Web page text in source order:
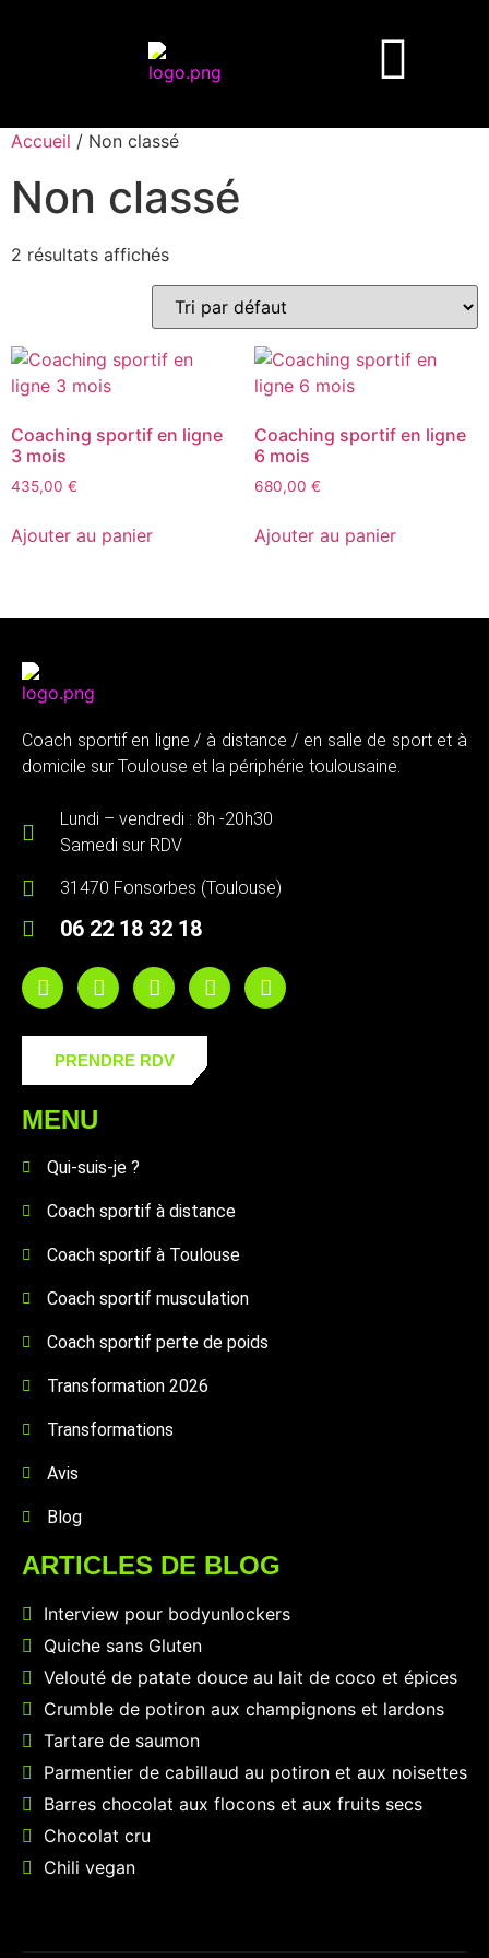
Accueil / Non classé
Non classé
2 résultats affichés
Coaching sportif en ligne
3 mois
435,00 €
Ajouter au panier
Coaching sportif en ligne
6 mois
680,00 €
Ajouter au panier
Coach sportif en ligne / à distance / en salle de sport et à
domicile sur Toulouse et la périphérie toulousaine.
Lundi – vendredi : 8h -20h30
Samedi sur RDV
31470 Fonsorbes (Toulouse)
06 22 18 32 18
PRENDRE RDV
MENU
Qui-suis-je ?
Coach sportif à distance
Coach sportif à Toulouse
Coach sportif musculation
Coach sportif perte de poids
Transformation 2026
Transformations
Avis
Blog
ARTICLES DE BLOG
Interview pour bodyunlockers
Quiche sans Gluten
Velouté de patate douce au lait de coco et épices
Crumble de potiron aux champignons et lardons
Tartare de saumon
Parmentier de cabillaud au potiron et aux noisettes
Barres chocolat aux flocons et aux fruits secs
Chocolat cru
Chili vegan